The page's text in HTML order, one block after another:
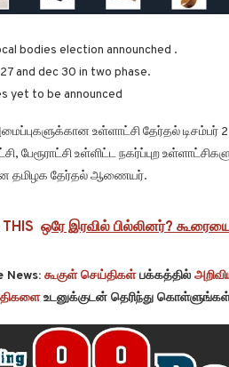
bodies election announched .
and dec 30 in two phase.
yet to be announced
உள்ளாட்சி தேர்தல் டிசம்பர்
பேரூராட்சி உள்ளிட்ட நகர்ப்புற
தமிழக தேர்தல் ஆணையர்.
ஒரே இரவில் பில்லினர்?
News: கூகுள் செய்திகள்பக்கத்தில்
உடனுக்குடன் தெரிந்து